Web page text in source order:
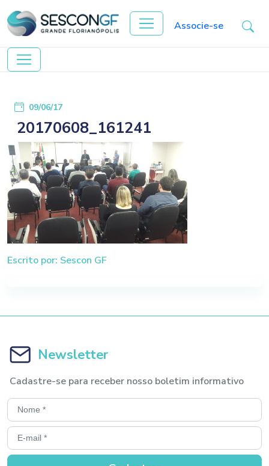
Associe-se
09/06/17
20170608_161241
Escrito por: Sescon GF
Newsletter
Cadastre-se para receber nosso boletim informativo